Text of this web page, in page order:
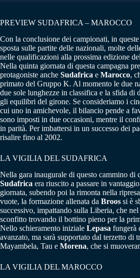
PREVIEW SUDAFRICA – MAROCCO
Con la conclusione dei campionati, in queste
sposta sulle partite delle nazionali, molte
nelle qualificazioni alla prossima edizione
Nella quinta giornata di questa campagna
protagoniste anche Sudafrica e Marocco,
primato del Gruppo K. Al momento le due
due sole lunghezze in classifica e la sfida di
gli equilibri del girone. Se consideriamo i
cui uno in amichevole, il bilancio pende a
sono imposti in due occasioni, mentre il
in parità. Per imbattersi in un successo dei
risalire fino al 2002.
LA VIGILIA DEL SUDAFRICA
Nella gara inaugurale di questo cammino di
Sudafrica era riuscito a passare in
giornata, subendo poi la rimonta nella
vuote, la formazione allenata da Broos si è
successivo, impattando sulla Liberia, che
sconfitto trovando il bottino pieno per la
Nello schieramento iniziale Lepasa fungerà
avanzato, ma sarà supportato dal terzetto di
Mayambela, Tau e Morena, che si
LA VIGILIA DEL MAROCCO